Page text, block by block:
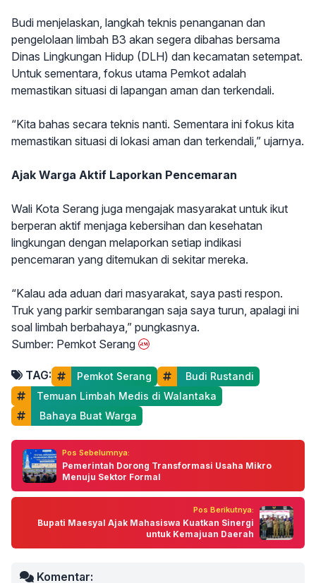
Budi menjelaskan, langkah teknis penanganan dan
pengelolaan limbah B3 akan segera dibahas bersama
Dinas Lingkungan Hidup (DLH) dan kecamatan setempat.
Untuk sementara, fokus utama Pemkot adalah
memastikan situasi di lapangan aman dan terkendali.
“Kita bahas secara teknis nanti. Sementara ini fokus kita
memastikan situasi di lokasi aman dan terkendali,” ujarnya.
Ajak Warga Aktif Laporkan Pencemaran
Wali Kota Serang juga mengajak masyarakat untuk ikut
berperan aktif menjaga kebersihan dan kesehatan
lingkungan dengan melaporkan setiap indikasi
pencemaran yang ditemukan di sekitar mereka.
“Kalau ada aduan dari masyarakat, saya pasti respon.
Truk yang parkir sembarangan saja saya turun, apalagi ini
soal limbah berbahaya,” pungkasnya.
Sumber: Pemkot Serang
TAG: Pemkot Serang
Budi Rustandi
Temuan Limbah Medis di Walantaka
Bahaya Buat Warga
Pos Sebelumnya:
Pemerintah Dorong Transformasi Usaha Mikro
Menuju Sektor Formal
Pos Berikutnya:
Bupati Maesyal Ajak Mahasiswa Kuatkan Sinergi
untuk Kemajuan Daerah
Komentar: